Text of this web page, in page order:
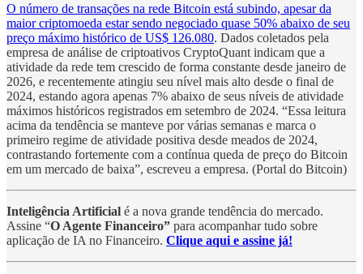
O número de transações na rede Bitcoin está subindo, apesar da
maior criptomoeda estar sendo negociado quase 50% abaixo de seu
preço máximo histórico de US$ 126.080. Dados coletados pela
empresa de análise de criptoativos CryptoQuant indicam que a
atividade da rede tem crescido de forma constante desde janeiro de
2026, e recentemente atingiu seu nível mais alto desde o final de
2024, estando agora apenas 7% abaixo de seus níveis de atividade
máximos históricos registrados em setembro de 2024. “Essa leitura
acima da tendência se manteve por várias semanas e marca o
primeiro regime de atividade positiva desde meados de 2024,
contrastando fortemente com a contínua queda de preço do Bitcoin
em um mercado de baixa”, escreveu a empresa. (Portal do Bitcoin)
Inteligência Artificial é a nova grande tendência do mercado.
Assine “O Agente Financeiro” para acompanhar tudo sobre
aplicação de IA no Financeiro. Clique aqui e assine já!